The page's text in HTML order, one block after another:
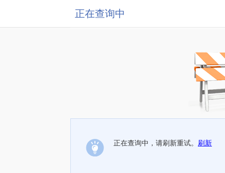
正在查询中
正在查询中，请刷新重试。 刷新